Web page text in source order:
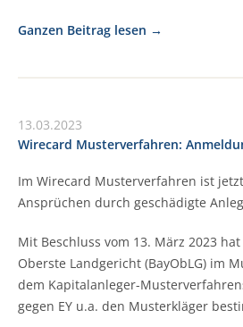
Ganzen Beitrag lesen
13.03.2023
Wirecard Musterverfahren:
Im Wirecard Musterverfahren ist
Ansprüchen durch geschädigte
Mit Beschluss vom 13. März 2023
Oberste Landgericht (BayObLG) im
dem Kapitalanleger-
gegen EY u.a. den Musterkläger